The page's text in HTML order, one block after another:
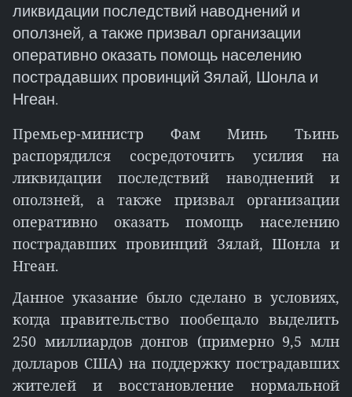
ликвидации последствий наводнений и
оползней, а также призвал организации
оперативно оказать помощь населению
пострадавших провинций Зялай, Шонла и
Нгеан.
Премьер-министр Фам Минь Тьинь
распорядился сосредоточить усилия на
ликвидации последствий наводнений и
оползней, а также призвал организации
оперативно оказать помощь населению
пострадавших провинций Зялай, Шонла и
Нгеан.
Данное указание было сделано в условиях,
когда правительство пообещало выделить
250 миллиардов донгов (примерно 9,5 млн
долларов США) на поддержку пострадавших
жителей и восстановление нормальной